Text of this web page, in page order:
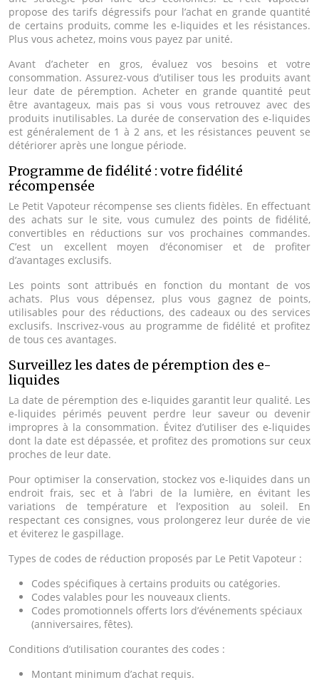
propose des tarifs dégressifs pour l’achat en grande quantité
de certains produits, comme les e-liquides et les résistances.
Plus vous achetez, moins vous payez par unité.
Avant d’acheter en gros, évaluez vos besoins et votre
consommation. Assurez-vous d’utiliser tous les produits avant
leur date de péremption. Acheter en grande quantité peut
être avantageux, mais pas si vous vous retrouvez avec des
produits inutilisables. La durée de conservation des e-liquides
est généralement de 1 à 2 ans, et les résistances peuvent se
détériorer après une longue période.
Programme de fidélité : votre fidélité
récompensée
Le Petit Vapoteur récompense ses clients fidèles. En effectuant
des achats sur le site, vous cumulez des points de fidélité,
convertibles en réductions sur vos prochaines commandes.
C’est un excellent moyen d’économiser et de profiter
d’avantages exclusifs.
Les points sont attribués en fonction du montant de vos
achats. Plus vous dépensez, plus vous gagnez de points,
utilisables pour des réductions, des cadeaux ou des services
exclusifs. Inscrivez-vous au programme de fidélité et profitez
de tous ces avantages.
Surveillez les dates de péremption des e-
liquides
La date de péremption des e-liquides garantit leur qualité. Les
e-liquides périmés peuvent perdre leur saveur ou devenir
impropres à la consommation. Évitez d’utiliser des e-liquides
dont la date est dépassée, et profitez des promotions sur ceux
proches de leur date.
Pour optimiser la conservation, stockez vos e-liquides dans un
endroit frais, sec et à l’abri de la lumière, en évitant les
variations de température et l’exposition au soleil. En
respectant ces consignes, vous prolongerez leur durée de vie
et éviterez le gaspillage.
Types de codes de réduction proposés par Le Petit Vapoteur :
Codes spécifiques à certains produits ou catégories.
Codes valables pour les nouveaux clients.
Codes promotionnels offerts lors d’événements spéciaux
(anniversaires, fêtes).
Conditions d’utilisation courantes des codes :
Montant minimum d’achat requis.